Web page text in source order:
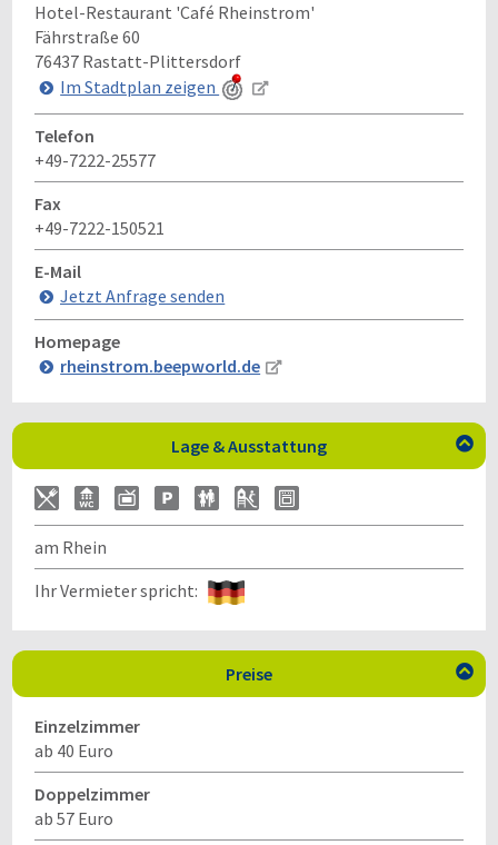
Hotel-Restaurant 'Café Rheinstrom'
Fährstraße 60
76437 Rastatt-Plittersdorf
Im Stadtplan zeigen
Telefon
+49-7222-25577
Fax
+49-7222-150521
E-Mail
Jetzt Anfrage senden
Homepage
rheinstrom.beepworld.de
Lage & Ausstattung 
am Rhein
Ihr Vermieter spricht:
Preise 
Einzelzimmer
ab 40 Euro
Doppelzimmer
ab 57 Euro